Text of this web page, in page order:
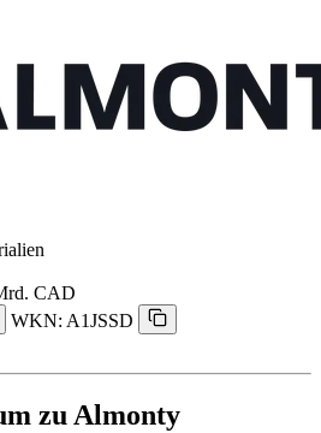
CAD
WKN: A1JSSD
zu Almonty